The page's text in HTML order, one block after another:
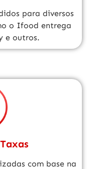
para diversos
o Ifood entrega
e outros.
com base na